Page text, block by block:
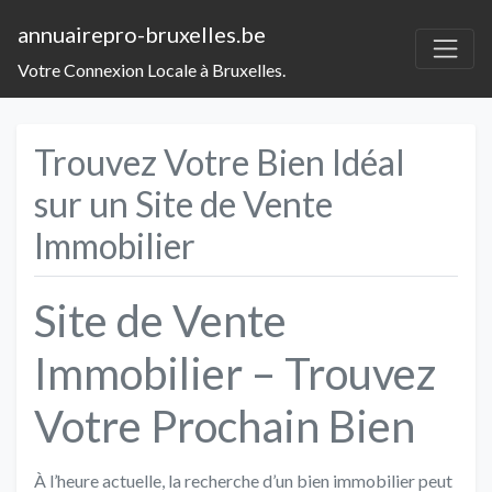
annuairepro-bruxelles.be
Votre Connexion Locale à Bruxelles.
Trouvez Votre Bien Idéal
sur un Site de Vente
Immobilier
Site de Vente
Immobilier – Trouvez
Votre Prochain Bien
À l’heure actuelle, la recherche d’un bien immobilier peut